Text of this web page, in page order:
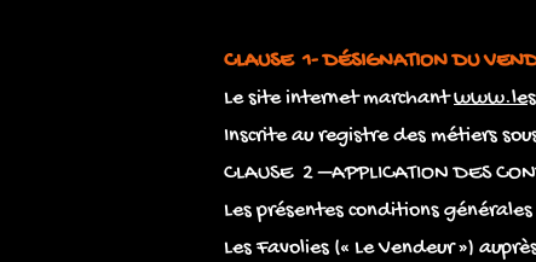
CLAUSE 1- DÉSIGNATION DU
Le site internet marchant
Inscrite au registre des métiers
CLAUSE 2 –APPLICATION DES
Les présentes conditions
Les Favolies (« Le Vendeur »)